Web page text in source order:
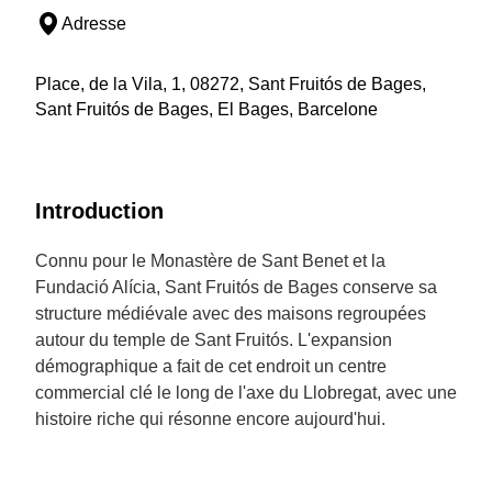
Adresse
Place, de la Vila, 1, 08272, Sant Fruitós de Bages,
Sant Fruitós de Bages, El Bages, Barcelone
Introduction
Connu pour le Monastère de Sant Benet et la
Fundació Alícia, Sant Fruitós de Bages conserve sa
structure médiévale avec des maisons regroupées
autour du temple de Sant Fruitós. L'expansion
démographique a fait de cet endroit un centre
commercial clé le long de l'axe du Llobregat, avec une
histoire riche qui résonne encore aujourd'hui.